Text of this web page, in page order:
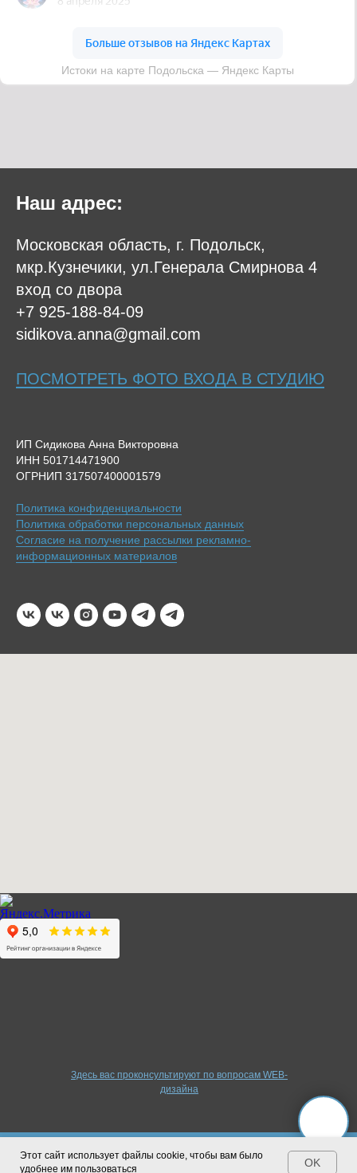
Наш адрес:
Московская область, г. Подольск,
мкр.Кузнечики, ул.Генерала Смирнова 4
вход со двора
+7 925-188-84-09
sidikova.anna@gmail.com
ПОСМОТРЕТЬ ФОТО ВХОДА В СТУДИЮ
ИП Сидикова Анна Викторовна
ИНН 501714471900
ОГРНИП 317507400001579
Политика конфиденциальности
Политика обработки персональных данных
Согласие на получение рассылки рекламно-
информационных материалов
Здесь вас проконсультируют по вопросам WEB-
дизайна
Этот сайт использует файлы cookie, чтобы вам было
удобнее им пользоваться
OK
нового учебного года Повышение цены с нового
Made on Tilda